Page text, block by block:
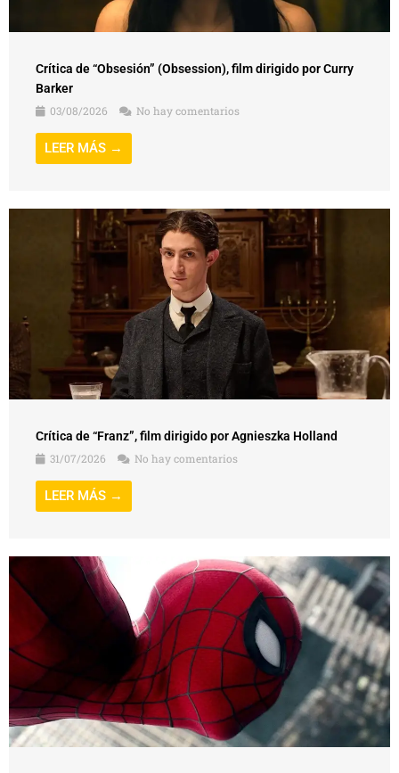
Crítica de “Obsesión” (Obsession), film dirigido por Curry
Barker
03/08/2026
No hay comentarios
LEER MÁS →
Crítica de “Franz”, film dirigido por Agnieszka Holland
31/07/2026
No hay comentarios
LEER MÁS →